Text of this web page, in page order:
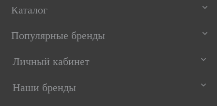
Каталог
Популярные бренды
Личный кабинет
Наши бренды